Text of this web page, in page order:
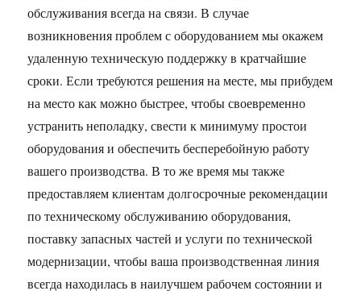
обслуживания всегда на связи. В случае
возникновения проблем с оборудованием мы окажем
удаленную техническую поддержку в кратчайшие
сроки. Если требуются решения на месте, мы прибудем
на место как можно быстрее, чтобы своевременно
устранить неполадку, свести к минимуму простои
оборудования и обеспечить бесперебойную работу
вашего производства. В то же время мы также
предоставляем клиентам долгосрочные рекомендации
по техническому обслуживанию оборудования,
поставку запасных частей и услуги по технической
модернизации, чтобы ваша производственная линия
всегда находилась в наилучшем рабочем состоянии и